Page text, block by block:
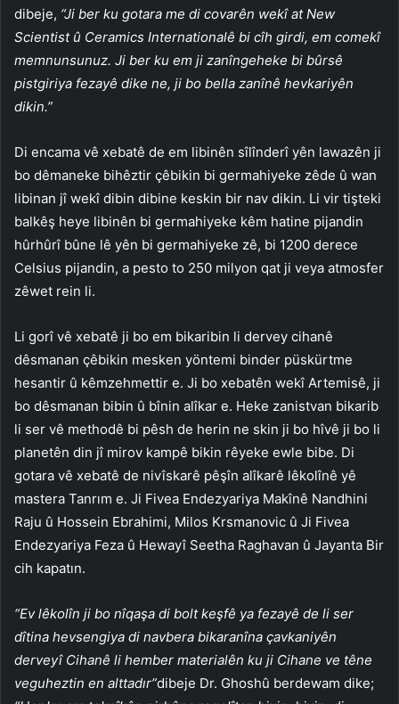
dibeje, “Ji ber ku gotara me di covarên wekî at New
Scientist û Ceramics Internationalê bi cîh girdi, em comekî
memnunsunuz. Ji ber ku em ji zanîngeheke bi bûrsê
pistgiriya fezayê dike ne, ji bo bella zanînê hevkariyên
dikin.”
Di encama vê xebatê de em libinên sîlînderî yên lawazên ji
bo dêmaneke bihêztir çêbikin bi germahiyeke zêde û wan
libinan jî wekî dibin dibine keskin bir nav dikin. Li vir tişteki
balkêş heye libinên bi germahiyeke kêm hatine pijandin
hûrhûrî bûne lê yên bi germahiyeke zê, bi 1200 derece
Celsius pijandin, a pesto to 250 milyon qat ji veya atmosfer
zêwet rein li.
Li gorî vê xebatê ji bo em bikaribin li dervey cihanê
dêsmanan çêbikin mesken yöntemi binder püskürtme
hesantir û kêmzehmettir e. Ji bo xebatên wekî Artemisê, ji
bo dêsmanan bibin û bînin alîkar e. Heke zanistvan bikarib
li ser vê methodê bi pêsh de herin ne skin ji bo hîvê ji bo li
planetên din jî mirov kampê bikin rêyeke ewle bibe. Di
gotara vê xebatê de nivîskarê pêşîn alîkarê lêkolînê yê
mastera Tanrım e. Ji Fivea Endezyariya Makînê Nandhini
Raju û Hossein Ebrahimi, Milos Krsmanovic û Ji Fivea
Endezyariya Feza û Hewayî Seetha Raghavan û Jayanta Bir
cih kapatın.
“Ev lêkolîn ji bo nîqaşa di bolt keşfê ya fezayê de li ser
dîtina hevsengiya di navbera bikaranîna çavkaniyên
derveyî ​Cihanê li hember materialên ku ji Cihane ve têne
veguheztin en alttadır”dibeje Dr. Ghoshû berdewam dike;